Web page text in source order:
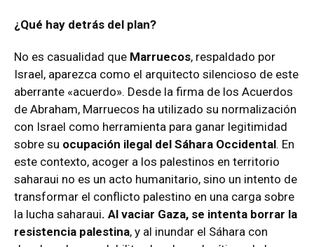
¿Qué hay detrás del plan?
No es casualidad que Marruecos, respaldado por
Israel, aparezca como el arquitecto silencioso de este
aberrante «acuerdo». Desde la firma de los Acuerdos
de Abraham, Marruecos ha utilizado su normalización
con Israel como herramienta para ganar legitimidad
sobre su ocupación ilegal del Sáhara Occidental. En
este contexto, acoger a los palestinos en territorio
saharaui no es un acto humanitario, sino un intento de
transformar el conflicto palestino en una carga sobre
la lucha saharaui. Al vaciar Gaza, se intenta borrar la
resistencia palestina, y al inundar el Sáhara con